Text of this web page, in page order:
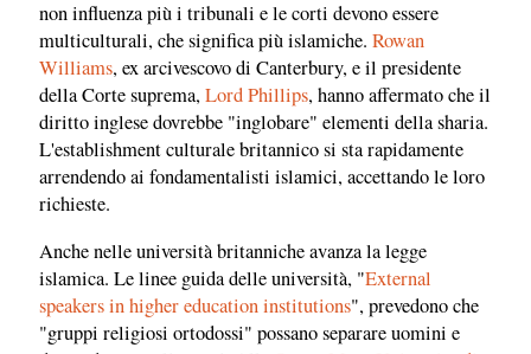
non influenza più i tribunali e le corti devono essere
multiculturali, che significa più islamiche. Rowan
Williams, ex arcivescovo di Canterbury, e il presidente
della Corte suprema,Lord Phillips, hanno affermato che il
diritto inglese dovrebbe "inglobare" elementi della sharia.
L'establishment culturale britannico si sta rapidamente
arrendendo ai fondamentalisti islamici, accettando le loro
richieste.
Anche nelle università britanniche avanza la legge
islamica. Le linee guida delle università, "External
speakers in higher education institutions", prevedono che
"gruppi religiosi ortodossi" possano separare uomini e